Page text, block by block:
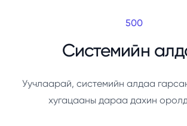
500
Системийн
Уучлаарай, системийн алдаа
хугацааны дараа дахин